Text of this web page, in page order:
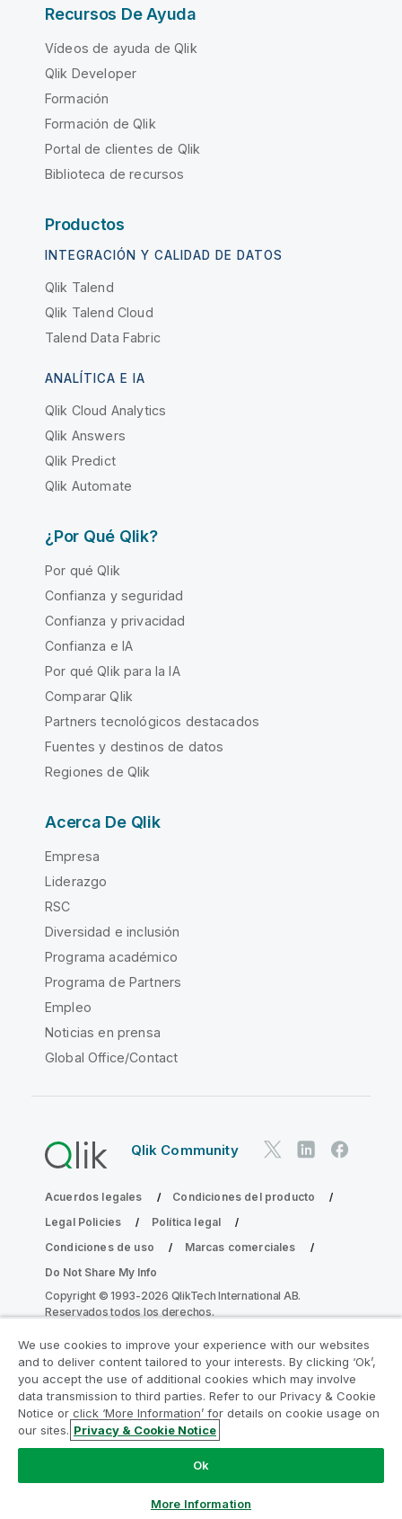
Recursos De Ayuda
Vídeos de ayuda de Qlik
Qlik Developer
Formación
Formación de Qlik
Portal de clientes de Qlik
Biblioteca de recursos
Productos
INTEGRACIÓN Y CALIDAD DE DATOS
Qlik Talend
Qlik Talend Cloud
Talend Data Fabric
ANALÍTICA E IA
Qlik Cloud Analytics
Qlik Answers
Qlik Predict
Qlik Automate
¿Por Qué Qlik?
Por qué Qlik
Confianza y seguridad
Confianza y privacidad
Confianza e IA
Por qué Qlik para la IA
Comparar Qlik
Partners tecnológicos destacados
Fuentes y destinos de datos
Regiones de Qlik
Acerca De Qlik
Empresa
Liderazgo
RSC
Diversidad e inclusión
Programa académico
Programa de Partners
Empleo
Noticias en prensa
Global Office/Contact
Qlik Community
Acuerdos legales
Condiciones del producto
Legal Policies
Política legal
Condiciones de uso
Marcas comerciales
Do Not Share My Info
Copyright © 1993-2026 QlikTech International AB.
Reservados todos los derechos.
Únase al Programa de modernización de
la analítica
Modernícese sin comprometer sus valiosas aplicaciones
de QlikView con el Programa de modernización de la
analítica.
contactar con nosotros:
ampquestions@qlik.com
We use cookies to improve your experience with our websites
and to deliver content tailored to your interests. By clicking ‘Ok’,
you accept the use of additional cookies which may involve
data transmission to third parties. Refer to our Privacy & Cookie
Notice or click ‘More Information’ for details on cookie usage on
our sites. Privacy & Cookie Notice
Ok
More Information